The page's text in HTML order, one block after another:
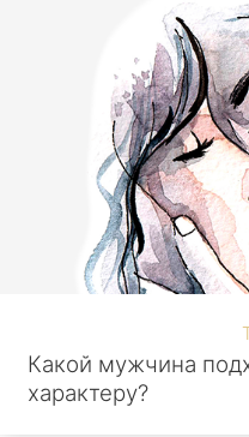
Какой мужчина
характеру?